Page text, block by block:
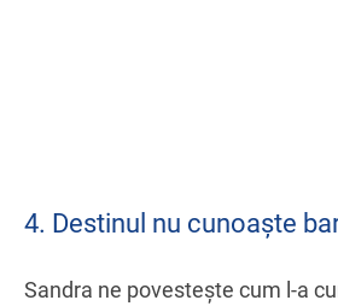
4. Destinul nu cunoaşte
Sandra ne povesteşte cum l-a